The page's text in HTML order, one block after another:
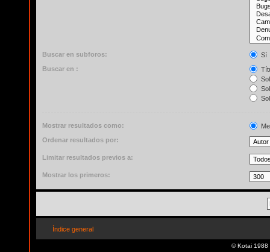
Buscar en subforos:
Sí
Buscar en :
Mostrar resultados como:
Ordenar resultados por:
Limitar resultados previos a:
Mostrar los primeros:
Índice general
© Kotai 1988